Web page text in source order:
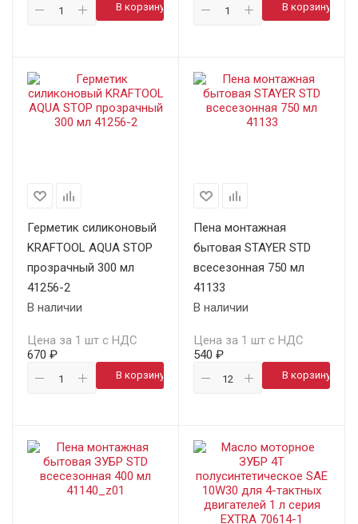
В корзину В корзину
Герметик силиконовый
KRAFTOOL AQUA STOP
прозрачный 300 мл
41256-2
В наличии
Цена за 1 шт с НДС
670 ₽
В корзину
Пена монтажная
бытовая STAYER STD
всесезонная 750 мл
41133
В наличии
Цена за 1 шт с НДС
540 ₽
В корзину